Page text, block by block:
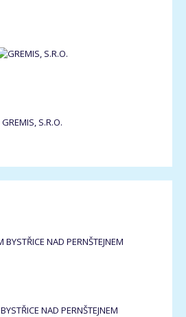
GREMIS, S.R.O.
NAD PERNŠTEJNEM